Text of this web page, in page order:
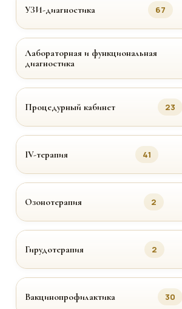
УЗИ-диагностика 67
Лабораторная и функциональная
диагностика
Процедурный кабинет 23
IV-терапия 41
Озонотерапия 2
Гирудотерапия 2
Вакцинопрофилактика 30